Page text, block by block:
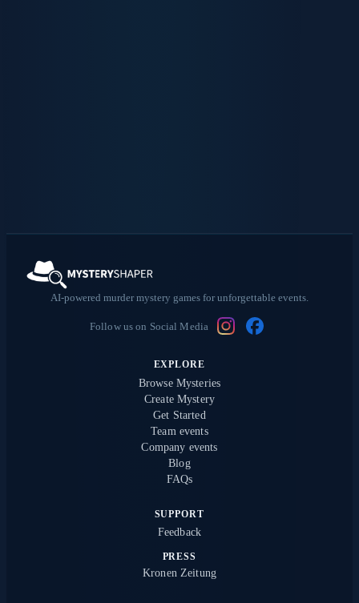
AI-powered murder mystery games for unforgettable events.
Follow us on Social Media
EXPLORE
Browse Mysteries
Create Mystery
Get Started
Team events
Company events
Blog
FAQs
SUPPORT
Feedback
PRESS
Kronen Zeitung